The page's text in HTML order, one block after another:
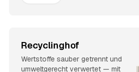
Recyclinghof
Wertstoffe sauber getrennt und
umweltgerecht verwertet — mit